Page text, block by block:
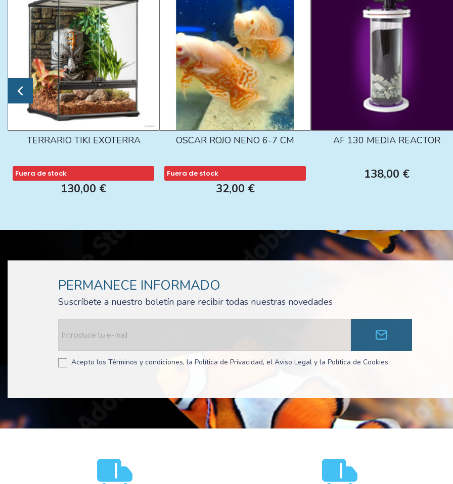
TERRARIO TIKI EXOTERRA
Fuera de stock
130,00 €
OSCAR ROJO NENO 6-7 CM
Fuera de stock
32,00 €
AF 130 MEDIA REACTOR
138,00 €
PERMANECE INFORMADO
Suscríbete a nuestro boletín pare recibir todas nuestras novedades
Acepto los Términos y condiciones, la Política de Privacidad, el Aviso Legal y la Política de Cookies